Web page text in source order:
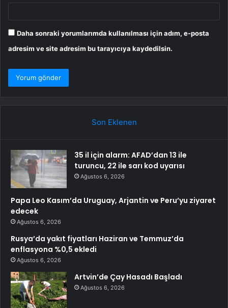
Daha sonraki yorumlarımda kullanılması için adım, e-posta
adresim ve site adresim bu tarayıcıya kaydedilsin.
Son Eklenen
35 il için alarm: AFAD’dan 13 ile
turuncu, 22 ile sarı kod uyarısı
Ağustos 6, 2026
Papa Leo Kasım’da Uruguay, Arjantin ve Peru’yu ziyaret
edecek
Ağustos 6, 2026
Rusya’da yakıt fiyatları Haziran ve Temmuz’da
enflasyona %0,5 ekledi
Ağustos 6, 2026
Artvin’de Çay Hasadı Başladı
Ağustos 6, 2026